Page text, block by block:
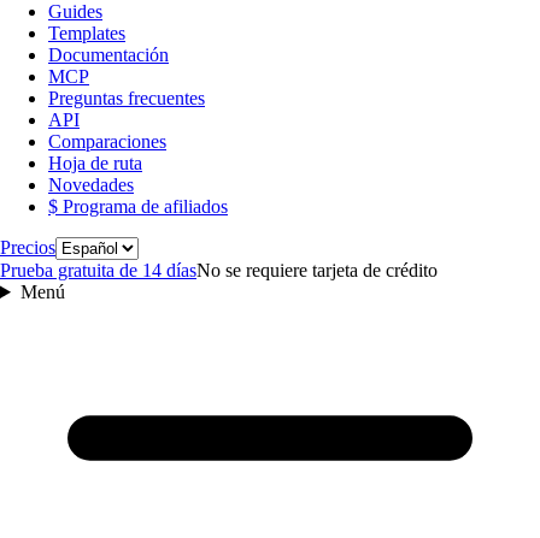
Guides
Templates
Documentación
MCP
Preguntas frecuentes
API
Comparaciones
Hoja de ruta
Novedades
$ Programa de afiliados
PreciosIdioma
Prueba gratuita de 14 díasNo se requiere tarjeta de crédito
Menú